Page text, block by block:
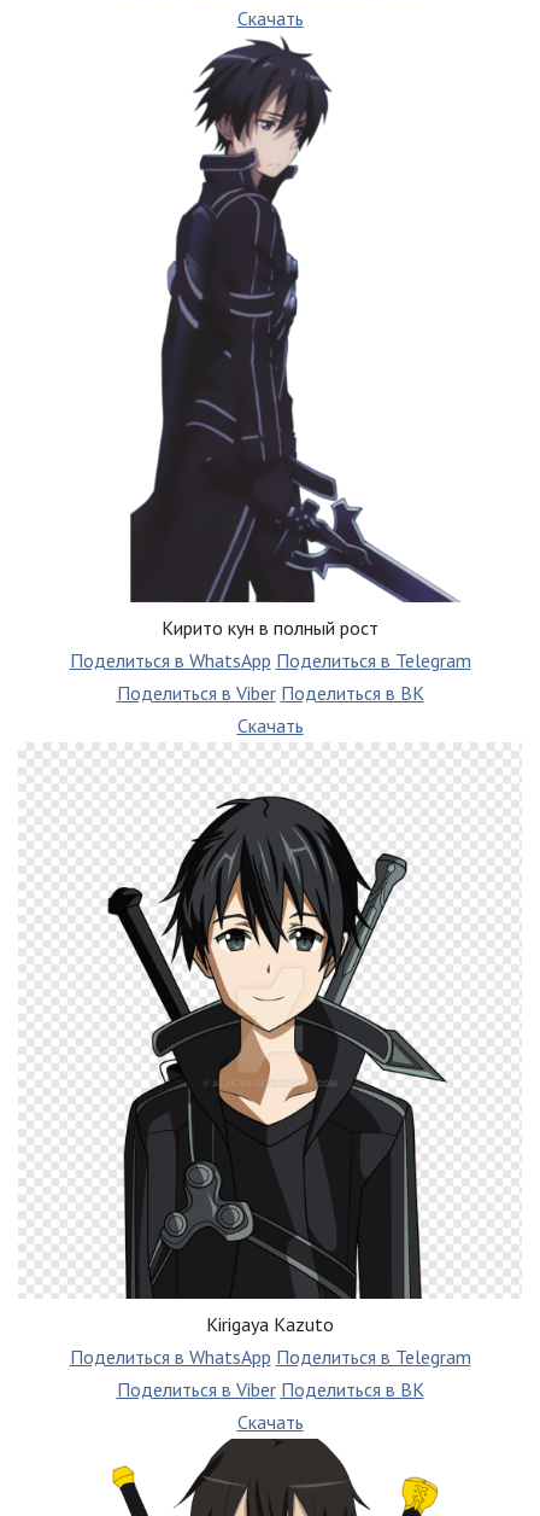
Скачать
Кирито кун в полный рост
Поделиться в WhatsApp Поделиться в Telegram
Поделиться в Viber Поделиться в ВК
Скачать
Kirigaya Kazuto
Поделиться в WhatsApp Поделиться в Telegram
Поделиться в Viber Поделиться в ВК
Скачать